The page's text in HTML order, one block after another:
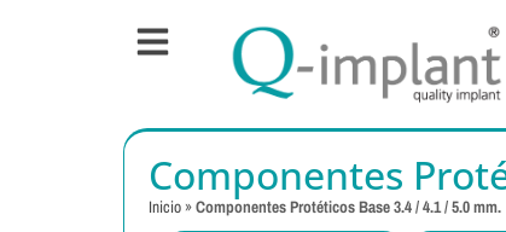
Componentes
Inicio »Componentes Protéticos Base 3.4 / 4.1 / 5.0 mm.